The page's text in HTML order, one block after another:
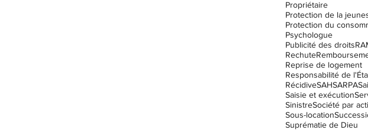
Propriétaire
Protection de la
Protection du
Psychologue
Publicité des droits
Rechute
Reprise de logement
Responsabilité de
RécidiveSAHSARPA
Saisie et exécution
SinistreSociété par
Sous-location
Suprématie de Dieu